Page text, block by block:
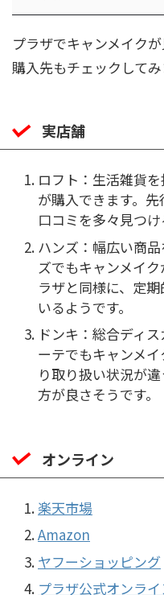
プラザでキャンメイク
購入先もチェックしてみ
実店舗
ロフト：生活雑貨
が購入できます。
口コミを多々見つけ
ハンズ：幅広い商
ズでもキャンメイ
ラザと同様に、定
いるようです。
ドンキ：総合ディ
ーテでもキャンメ
り取り扱い状況が
方が良さそうです。
オンライン
楽天市場
Amazon
ヤフーショッピング
プラザ公式オンラ